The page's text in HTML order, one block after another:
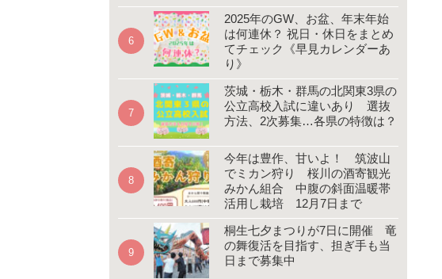
2025年のGW、お盆、年末年始
は何連休？ 祝日・休日をまとめ
てチェック《早見カレンダーあ
り》
茨城・栃木・群馬の北関東3県の
公立高校入試に違いあり 選抜
方法、2次募集…各県の特徴は？
今年は豊作、甘いよ！ 筑波山
でミカン狩り 桜川の酒寄観光
みかん組合 中腹の斜面温暖帯
活用し栽培 12月7日まで
桐生七夕まつりが7日に開催 竜
の舞復活を目指す、担ぎ手も当
日まで募集中